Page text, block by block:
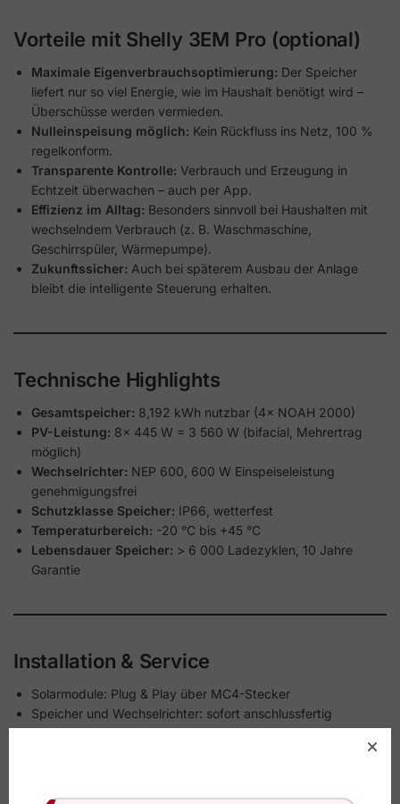
Vorteile mit Shelly 3EM Pro (optional)
Maximale Eigenverbrauchsoptimierung: Der Speicher
liefert nur so viel Energie, wie im Haushalt benötigt wird –
Überschüsse werden vermieden.
Nulleinspeisung möglich: Kein Rückfluss ins Netz, 100 %
regelkonform.
Transparente Kontrolle: Verbrauch und Erzeugung in
Echtzeit überwachen – auch per App.
Effizienz im Alltag: Besonders sinnvoll bei Haushalten mit
wechselndem Verbrauch (z. B. Waschmaschine,
Geschirrspüler, Wärmepumpe).
Zukunftssicher: Auch bei späterem Ausbau der Anlage
bleibt die intelligente Steuerung erhalten.
Technische Highlights
Gesamtspeicher: 8,192 kWh nutzbar (4× NOAH 2000)
PV-Leistung: 8× 445 W = 3 560 W (bifacial, Mehrertrag
möglich)
Wechselrichter: NEP 600, 600 W Einspeiseleistung
genehmigungsfrei
Schutzklasse Speicher: IP66, wetterfest
Temperaturbereich: -20 °C bis +45 °C
Lebensdauer Speicher: > 6 000 Ladezyklen, 10 Jahre
Garantie
Installation & Service
Solarmodule: Plug & Play über MC4-Stecker
Speicher und Wechselrichter: sofort anschlussfertig
Persönliche Lieferung & Einweisung inbegriffen